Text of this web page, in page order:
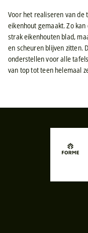
Voor het realiseren van
eikenhout gemaakt. Zo
strak eikenhouten blad,
en scheuren blijven zitten.
onderstellen voor alle
van top tot teen helemaal